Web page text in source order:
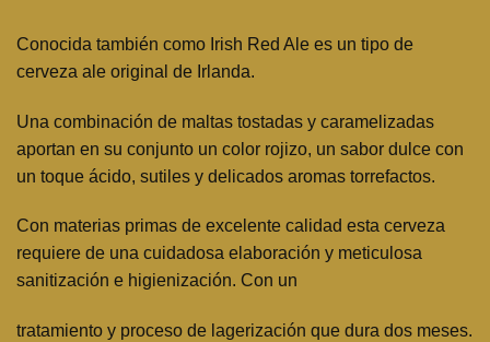
Conocida también como Irish Red Ale es un tipo de
cerveza ale original de Irlanda.
Una combinación de maltas tostadas y caramelizadas
aportan en su conjunto un color rojizo, un sabor dulce con
un toque ácido, sutiles y delicados aromas torrefactos.
Con materias primas de excelente calidad esta cerveza
requiere de una cuidadosa elaboración y meticulosa
sanitización e higienización. Con un
tratamiento y proceso de lagerización que dura dos meses.